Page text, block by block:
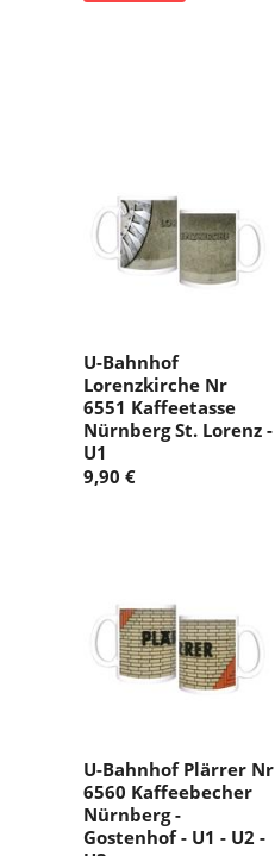
U-Bahnhof
Lorenzkirche Nr
6551 Kaffeetasse
Nürnberg St. Lorenz -
U1
9,90 €
U-Bahnhof Plärrer Nr
6560 Kaffeebecher
Nürnberg -
Gostenhof - U1 - U2 -